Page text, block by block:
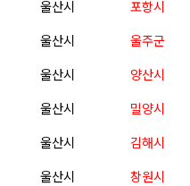
울산시 포항시
울산시 울주군
울산시 양산시
울산시 밀양시
울산시 김해시
울산시 창원시